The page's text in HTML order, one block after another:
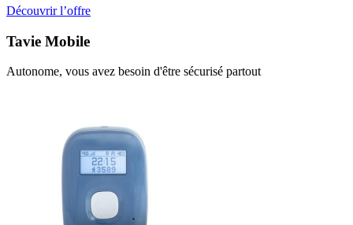
Découvrir l’offre
Tavie Mobile
Autonome, vous avez besoin d'être sécurisé partout